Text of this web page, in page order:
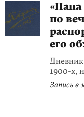
«Папа
по
его
Дневник
1900-х,
Запись в